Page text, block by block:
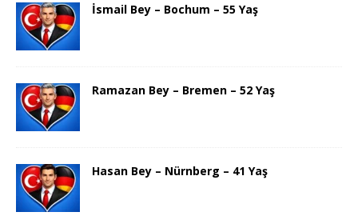
İsmail Bey – Bochum – 55 Yaş
Ramazan Bey – Bremen – 52 Yaş
Hasan Bey – Nürnberg – 41 Yaş